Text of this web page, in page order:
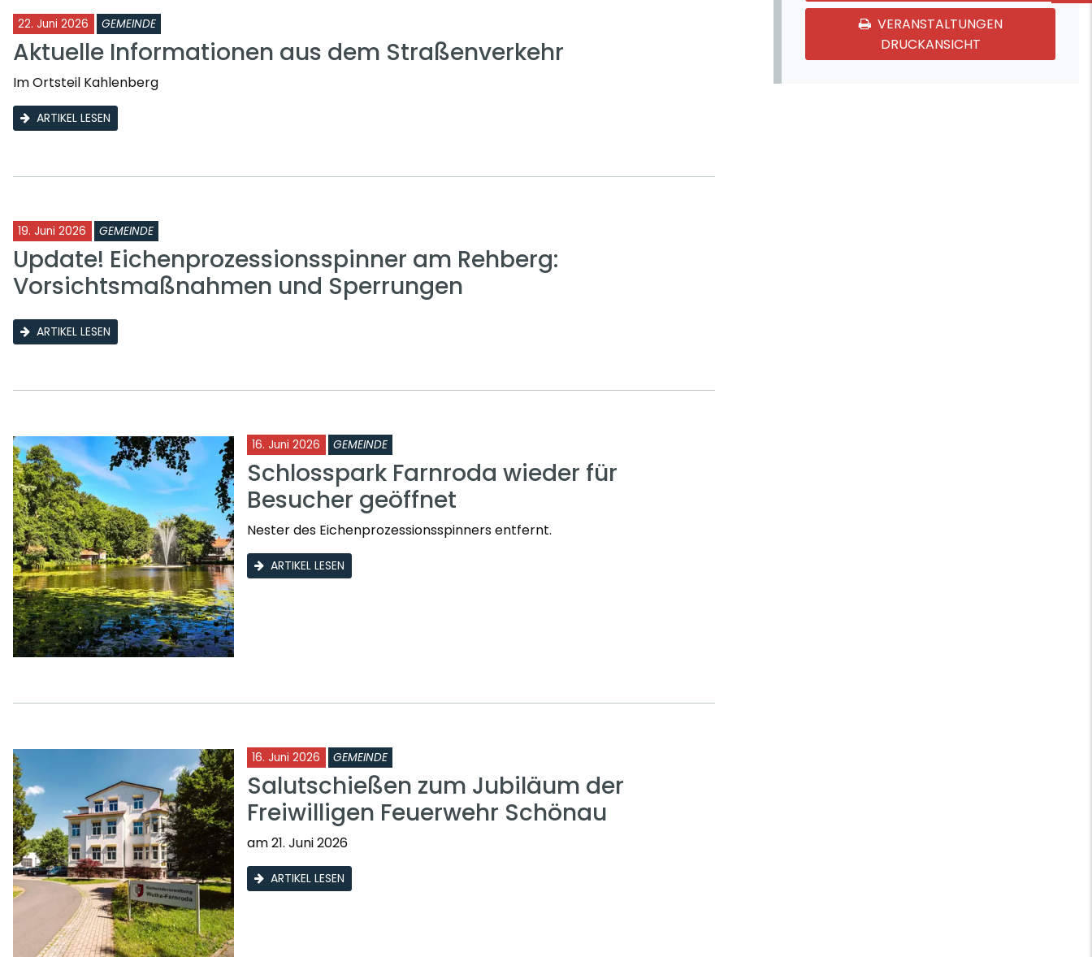
22. Juni 2026 GEMEINDE
Aktuelle Informationen aus dem Straßenverkehr
Im Ortsteil Kahlenberg
ARTIKEL LESEN
19. Juni 2026 GEMEINDE
Update! Eichenprozessionsspinner am Rehberg:
Vorsichtsmaßnahmen und Sperrungen
ARTIKEL LESEN
16. Juni 2026 GEMEINDE
Schlosspark Farnroda wieder für
Besucher geöffnet
Nester des Eichenprozessionsspinners entfernt.
ARTIKEL LESEN
16. Juni 2026 GEMEINDE
Salutschießen zum Jubiläum der
Freiwilligen Feuerwehr Schönau
am 21. Juni 2026
ARTIKEL LESEN
VERANSTALTUNGEN
DRUCKANSICHT